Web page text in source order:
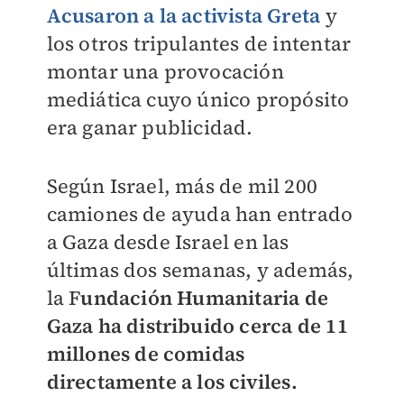
Acusaron a la activista Greta y
los otros tripulantes de intentar
montar una provocación
mediática cuyo único propósito
era ganar publicidad.
Según Israel, más de mil 200
camiones de ayuda han entrado
a Gaza desde Israel en las
últimas dos semanas, y además,
la Fundación Humanitaria de
Gaza ha distribuido cerca de 11
millones de comidas
directamente a los civiles.